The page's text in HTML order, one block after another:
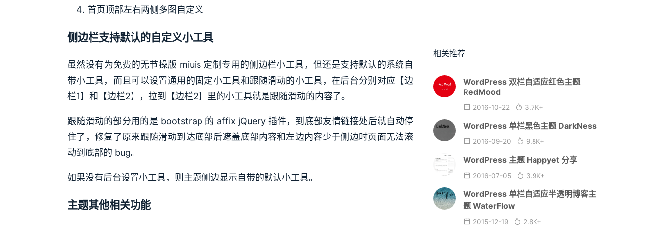
首页顶部左右两侧多图自定义
侧边栏支持默认的自定义小工具
虽然没有为免费的无节操版 miuis 定制专用的侧边栏小工具，但还是支持默认的系统自
带小工具，而且可以设置通用的固定小工具和跟随滑动的小工具，在后台分别对应【边
栏1】和【边栏2】，拉到【边栏2】里的小工具就是跟随滑动的内容了。
跟随滑动的部分用的是 bootstrap 的 affix jQuery 插件，到底部友情链接处后就自动停
住了，修复了原来跟随滑动到达底部后遮盖底部内容和左边内容少于侧边时页面无法滚
动到底部的 bug。
如果没有后台设置小工具，则主题侧边显示自带的默认小工具。
主题其他相关功能
相关推荐
WordPress 双栏自适应红色主题
RedMood
2016-10-22 3.7K+
WordPress 单栏黑色主题 DarkNess
2016-09-20 9.8K+
WordPress 主题 Happyet 分享
2016-07-05 3.9K+
WordPress 单栏自适应半透明博客主
题 WaterFlow
2015-12-19 2.8K+